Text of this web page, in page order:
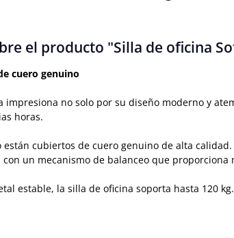
el producto "Silla de oficina
cuero genuino
impresiona no solo por su diseño moderno y
horas.
están cubiertos de cuero genuino de alta
un mecanismo de balanceo que
estable, la silla de oficina soporta hasta 120